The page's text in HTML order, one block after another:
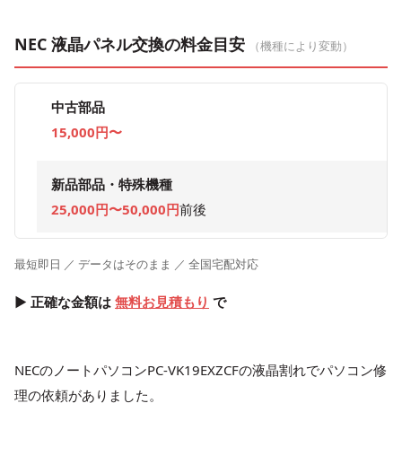
NEC 液晶パネル交換の料金目安 （機種により変動）
中古部品
15,000円〜
新品部品・特殊機種
25,000円〜50,000円前後
最短即日 ／ データはそのまま ／ 全国宅配対応
▶ 正確な金額は 無料お見積もり で
NECのノートパソコンPC-VK19EXZCFの液晶割れでパソコン修
理の依頼がありました。